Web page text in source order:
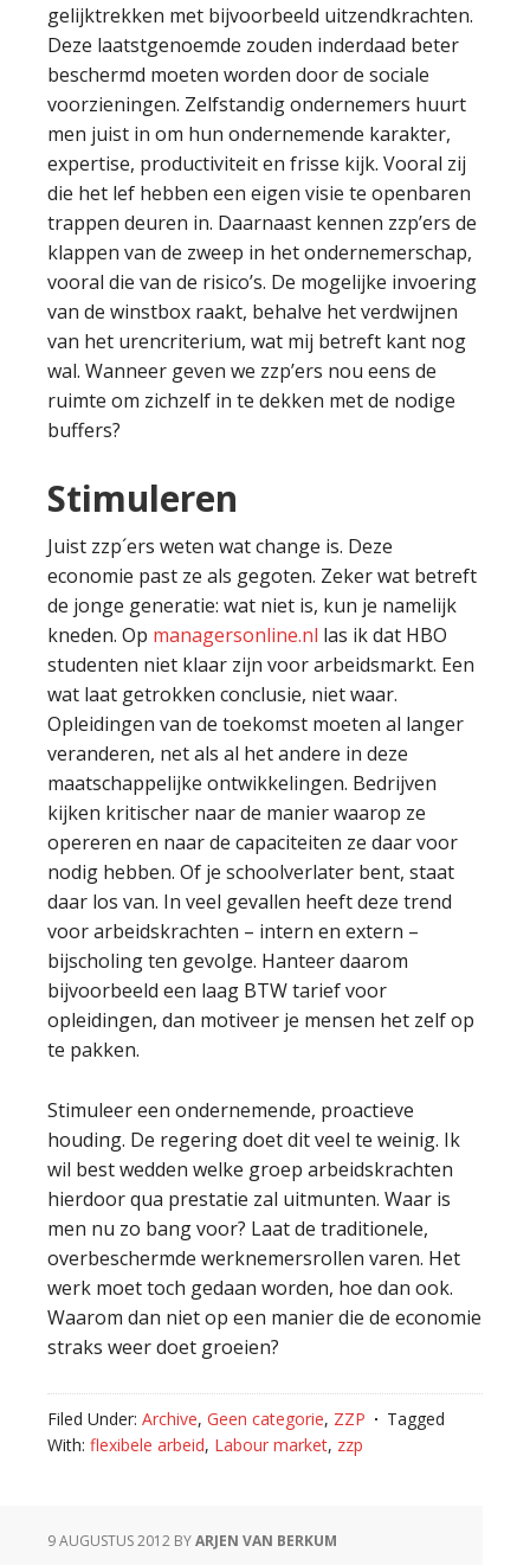
gelijktrekken met bijvoorbeeld uitzendkrachten.
Deze laatstgenoemde zouden inderdaad beter
beschermd moeten worden door de sociale
voorzieningen. Zelfstandig ondernemers huurt
men juist in om hun ondernemende karakter,
expertise, productiviteit en frisse kijk. Vooral zij
die het lef hebben een eigen visie te openbaren
trappen deuren in. Daarnaast kennen zzp’ers de
klappen van de zweep in het ondernemerschap,
vooral die van de risico’s. De mogelijke invoering
van de winstbox raakt, behalve het verdwijnen
van het urencriterium, wat mij betreft kant nog
wal. Wanneer geven we zzp’ers nou eens de
ruimte om zichzelf in te dekken met de nodige
buffers?
Stimuleren
Juist zzp´ers weten wat change is. Deze
economie past ze als gegoten. Zeker wat betreft
de jonge generatie: wat niet is, kun je namelijk
kneden. Op managersonline.nl las ik dat HBO
studenten niet klaar zijn voor arbeidsmarkt. Een
wat laat getrokken conclusie, niet waar.
Opleidingen van de toekomst moeten al langer
veranderen, net als al het andere in deze
maatschappelijke ontwikkelingen. Bedrijven
kijken kritischer naar de manier waarop ze
opereren en naar de capaciteiten ze daar voor
nodig hebben. Of je schoolverlater bent, staat
daar los van. In veel gevallen heeft deze trend
voor arbeidskrachten – intern en extern –
bijscholing ten gevolge. Hanteer daarom
bijvoorbeeld een laag BTW tarief voor
opleidingen, dan motiveer je mensen het zelf op
te pakken.
Stimuleer een ondernemende, proactieve
houding. De regering doet dit veel te weinig. Ik
wil best wedden welke groep arbeidskrachten
hierdoor qua prestatie zal uitmunten. Waar is
men nu zo bang voor? Laat de traditionele,
overbeschermde werknemersrollen varen. Het
werk moet toch gedaan worden, hoe dan ook.
Waarom dan niet op een manier die de economie
straks weer doet groeien?
Filed Under: Archive, Geen categorie, ZZP
Tagged
With: flexibele arbeid, Labour market, zzp
9 AUGUSTUS 2012 BYARJEN VAN BERKUM